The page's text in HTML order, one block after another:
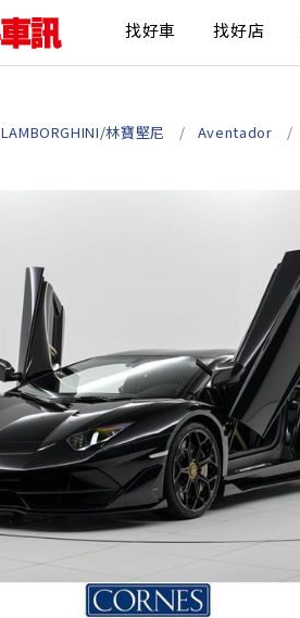
找好車 找好店
LAMBORGHINI/林寶堅尼 Aventador